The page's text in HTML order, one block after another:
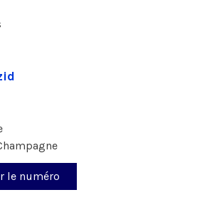
le numéro